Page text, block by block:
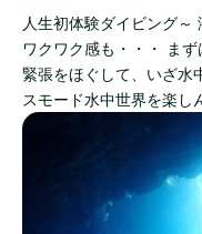
人生初体験ダイビング
ワクワク感も・・・ まず
緊張をほぐして、いざ水
スモード水中世界を楽し